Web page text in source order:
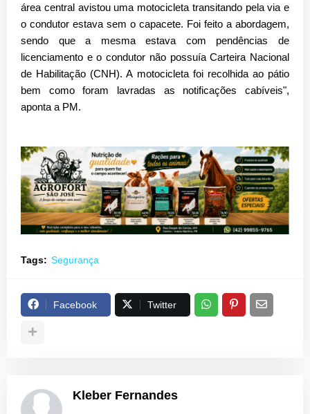
área central avistou uma motocicleta transitando pela via e
o condutor estava sem o capacete. Foi feito a abordagem,
sendo que a mesma estava com pendências de
licenciamento e o condutor não possuía Carteira Nacional
de Habilitação (CNH). A motocicleta foi recolhida ao pátio
bem como foram lavradas as notificações cabíveis",
aponta a PM.
Tags: Segurança
Facebook Twitter
Kleber Fernandes